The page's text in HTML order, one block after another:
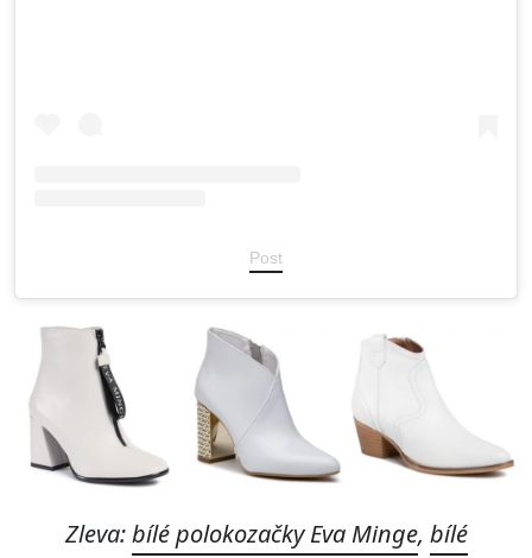
Post
Zleva:bílé polokozačky Eva Minge, bílé